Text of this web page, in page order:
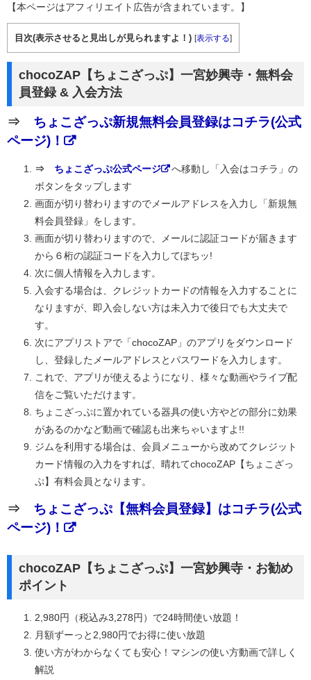
【本ページはアフィリエイト広告が含まれています。】
目次(表示させると見出しが見られますよ！) [表示する]
chocoZAP【ちょこざっぷ】一宮妙興寺・無料会
員登録 & 入会方法
⇒ ちょこざっぷ新規無料会員登録はコチラ(公式
ページ)！
⇒ ちょこざっぷ公式ページ
へ移動し「入会はコチラ」の
ボタンをタップします
画面が切り替わりますのでメールアドレスを入力し「新規無
料会員登録」をします。
画面が切り替わりますので、メールに認証コードが届きます
から６桁の認証コードを入力してぽちッ!
次に個人情報を入力します。
入会する場合は、クレジットカードの情報を入力することに
なりますが、即入会しない方は未入力で後日でも大丈夫で
す。
次にアプリストアで「chocoZAP」のアプリをダウンロード
し、登録したメールアドレスとパスワードを入力します。
これで、アプリが使えるようになり、様々な動画やライブ配
信をご覧いただけます。
ちょこざっぷに置かれている器具の使い方やどの部分に効果
があるのかなど動画で確認も出来ちゃいますよ!!
ジムを利用する場合は、会員メニューから改めてクレジット
カード情報の入力をすれば、晴れてchocoZAP【ちょこざっ
ぷ】有料会員となります。
⇒ ちょこざっぷ【無料会員登録】はコチラ(公式
ページ)！
chocoZAP【ちょこざっぷ】一宮妙興寺・お勧め
ポイント
2,980円（税込み3,278円）で24時間使い放題！
月額ずーっと2,980円でお得に使い放題
使い方がわからなくても安心！マシンの使い方動画で詳しく
解説